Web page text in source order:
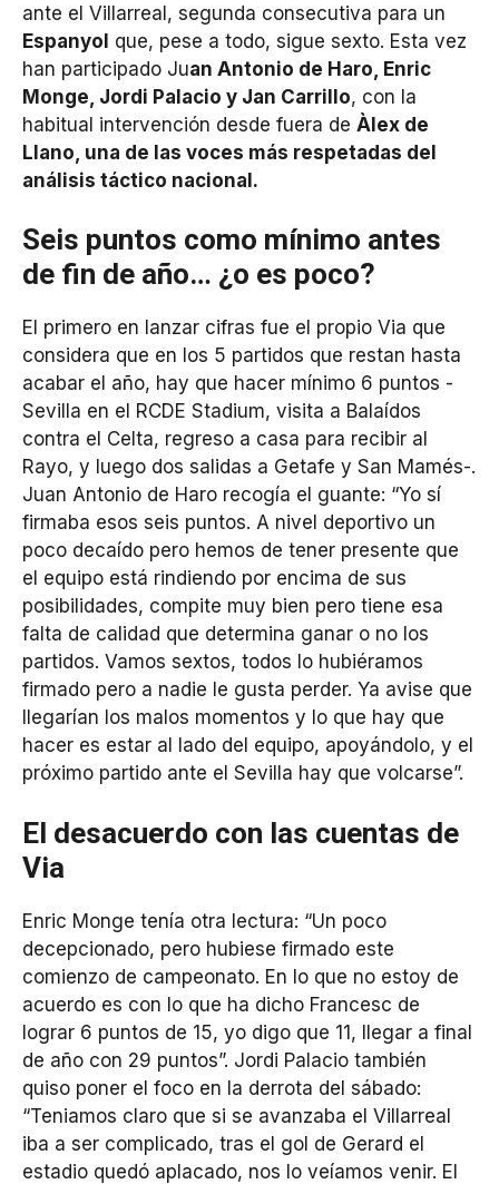
ante el Villarreal, segunda consecutiva para un
Espanyol que, pese a todo, sigue sexto. Esta vez
han participado Juan Antonio de Haro, Enric
Monge, Jordi Palacio y Jan Carrillo, con la
habitual intervención desde fuera de Àlex de
Llano, una de las voces más respetadas del
análisis táctico nacional.
Seis puntos como mínimo antes
de fin de año… ¿o es poco?
El primero en lanzar cifras fue el propio Via que
considera que en los 5 partidos que restan hasta
acabar el año, hay que hacer mínimo 6 puntos -
Sevilla en el RCDE Stadium, visita a Balaídos
contra el Celta, regreso a casa para recibir al
Rayo, y luego dos salidas a Getafe y San Mamés-.
Juan Antonio de Haro recogía el guante: “Yo sí
firmaba esos seis puntos. A nivel deportivo un
poco decaído pero hemos de tener presente que
el equipo está rindiendo por encima de sus
posibilidades, compite muy bien pero tiene esa
falta de calidad que determina ganar o no los
partidos. Vamos sextos, todos lo hubiéramos
firmado pero a nadie le gusta perder. Ya avise que
llegarían los malos momentos y lo que hay que
hacer es estar al lado del equipo, apoyándolo, y el
próximo partido ante el Sevilla hay que volcarse”.
El desacuerdo con las cuentas de
Via
Enric Monge tenía otra lectura: “Un poco
decepcionado, pero hubiese firmado este
comienzo de campeonato. En lo que no estoy de
acuerdo es con lo que ha dicho Francesc de
lograr 6 puntos de 15, yo digo que 11, llegar a final
de año con 29 puntos”. Jordi Palacio también
quiso poner el foco en la derrota del sábado:
“Teniamos claro que si se avanzaba el Villarreal
iba a ser complicado, tras el gol de Gerard el
estadio quedó aplacado, nos lo veíamos venir. El